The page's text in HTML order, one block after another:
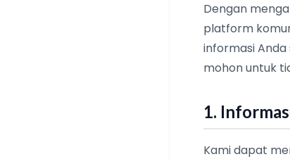
Dengan
platform
informasi Anda
mohon untuk
1.
Kami dapat